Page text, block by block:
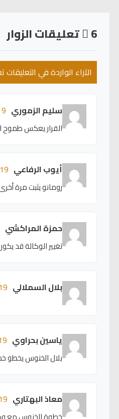
6 تعليقات الزوار
الآراء الواردة في
سليم الزموري 19
القرار يعكس طموح
أيوب الرفاعي 19 يونيو 2026 - 19:54
رومانو يثبت مرة
حمزة المراكشي
تغيير الوكالة قد
بلال السملالي 19 يونيو
ياسين بحراوي 19 يونيو
بلال الخنوس يخطو
معاذ البهتاري 19 يونيو